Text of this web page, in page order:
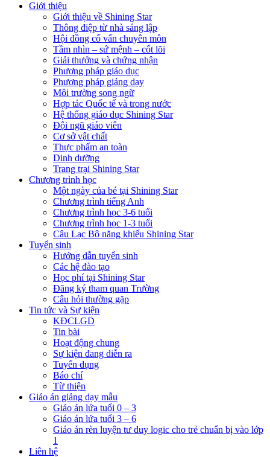
Giới thiệu
Giới thiệu về Shining Star
Thông điệp từ nhà sáng lập
Hội đồng cố vấn chuyên môn
Tầm nhìn – sứ mệnh – cốt lõi
Giải thưởng và chứng nhận
Phương pháp giáo dục
Phương pháp giảng dạy
Môi trường song ngữ
Hợp tác Quốc tế và trong nước
Hệ thống giáo dục Shining Star
Đội ngũ giáo viên
Cơ sở vật chất
Thực phẩm an toàn
Dinh dưỡng
Trang trại Shining Star
Chương trình học
Một ngày của bé tại Shining Star
Chương trình tiếng Anh
Chương trình học 3-6 tuổi
Chương trình học 1-3 tuổi
Câu Lạc Bộ năng khiếu Shining Star
Tuyển sinh
Hướng dẫn tuyển sinh
Các hệ đào tạo
Học phí tại Shining Star
Đăng ký tham quan Trường
Câu hỏi thường gặp
Tin tức và Sự kiện
KĐCLGD
Tin bài
Hoạt động chung
Sự kiện đang diễn ra
Tuyển dụng
Báo chí
Từ thiện
Giáo án giảng dạy mẫu
Giáo án lứa tuổi 0 – 3
Giáo án lứa tuổi 3 – 6
Giáo án rèn luyện tư duy logic cho trẻ chuẩn bị vào lớp
1
Liên hệ